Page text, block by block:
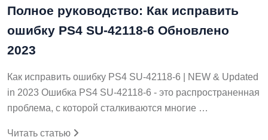
Полное руководство: Как исправить
ошибку PS4 SU-42118-6 Обновлено
2023
Как исправить ошибку PS4 SU-42118-6 | NEW & Updated
in 2023 Ошибка PS4 SU-42118-6 - это распространенная
проблема, с которой сталкиваются многие …
Читать статью